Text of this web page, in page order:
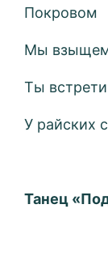
Покровом
Мы взыщем
Ты
У райских
Танец